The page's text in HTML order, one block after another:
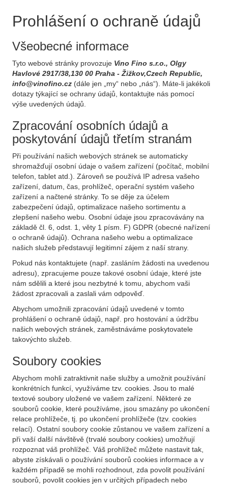
Prohlášení o ochraně údajů
Všeobecné informace
Tyto webové stránky provozuje Vino Fino s.r.o., Olgy
Havlové 2917/38,130 00 Praha - Žižkov,Czech Republic,
info@vinofino.cz (dále jen „my“ nebo „nás“). Máte-li jakékoli
dotazy týkající se ochrany údajů, kontaktujte nás pomocí
výše uvedených údajů.
Zpracování osobních údajů a
poskytování údajů třetím stranám
Při používání našich webových stránek se automaticky
shromažďují osobní údaje o vašem zařízení (počítač, mobilní
telefon, tablet atd.). Zároveň se používá IP adresa vašeho
zařízení, datum, čas, prohlížeč, operační systém vašeho
zařízení a načtené stránky. To se děje za účelem
zabezpečení údajů, optimalizace našeho sortimentu a
zlepšení našeho webu. Osobní údaje jsou zpracovávány na
základě čl. 6, odst. 1, věty 1 písm. F) GDPR (obecné nařízení
o ochraně údajů). Ochrana našeho webu a optimalizace
našich služeb představují legitimní zájem z naší strany.
Pokud nás kontaktujete (např. zasláním žádosti na uvedenou
adresu), zpracujeme pouze takové osobní údaje, které jste
nám sdělili a které jsou nezbytné k tomu, abychom vaši
žádost zpracovali a zaslali vám odpověď.
Abychom umožnili zpracování údajů uvedené v tomto
prohlášení o ochraně údajů, např. pro hostování a údržbu
našich webových stránek, zaměstnáváme poskytovatele
takovýchto služeb.
Soubory cookies
Abychom mohli zatraktivnit naše služby a umožnit používání
konkrétních funkcí, využíváme tzv. cookies. Jsou to malé
textové soubory uložené ve vašem zařízení. Některé ze
souborů cookie, které používáme, jsou smazány po ukončení
relace prohlížeče, tj. po ukončení prohlížeče (tzv. cookies
relací). Ostatní soubory cookie zůstanou ve vašem zařízení a
při vaší další návštěvě (trvalé soubory cookies) umožňují
rozpoznat váš prohlížeč. Váš prohlížeč můžete nastavit tak,
abyste získávali o používání souborů cookies informace a v
každém případě se mohli rozhodnout, zda povolit používání
souborů, povolit cookies jen v určitých případech nebo